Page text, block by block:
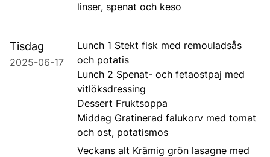
linser, spenat och keso
Tisdag
2025-06-17
Lunch 1 Stekt fisk med remouladsås
och potatis
Lunch 2 Spenat- och fetaostpaj med
vitlöksdressing
Dessert Fruktsoppa
Middag Gratinerad falukorv med tomat
och ost, potatismos
Veckans alt Krämig grön lasagne med